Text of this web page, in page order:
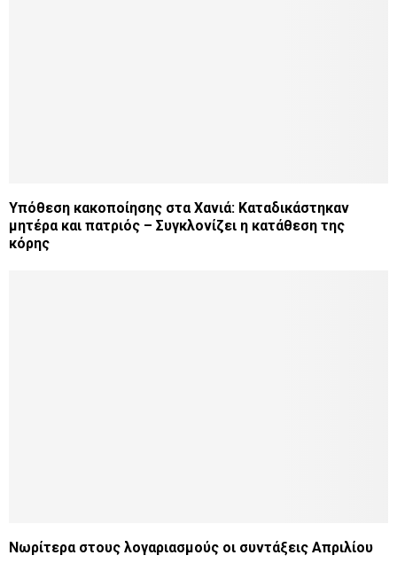
Υπόθεση κακοποίησης στα Χανιά: Καταδικάστηκαν
μητέρα και πατριός – Συγκλονίζει η κατάθεση της
κόρης
Νωρίτερα στους λογαριασμούς οι συντάξεις Απριλίου